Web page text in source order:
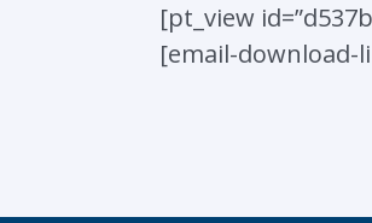
[pt_view
[email-download-